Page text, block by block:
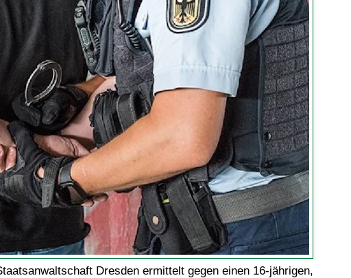
Dresden ermittelt gegen einen 16-jährigen,